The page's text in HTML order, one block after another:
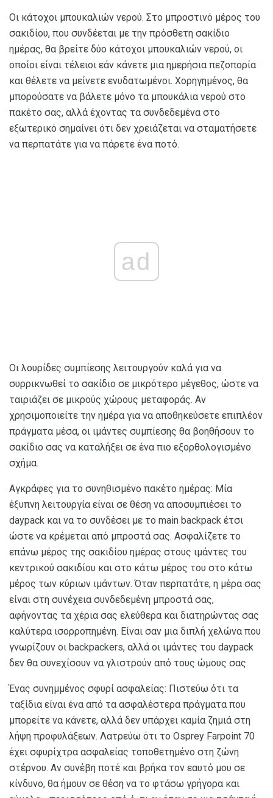
Οι κάτοχοι μπουκαλιών νερού. Στο μπροστινό μέρος του
σακιδίου, που συνδέεται με την πρόσθετη σακίδιο
ημέρας, θα βρείτε δύο κάτοχοι μπουκαλιών νερού, οι
οποίοι είναι τέλειοι εάν κάνετε μια ημερήσια πεζοπορία
και θέλετε να μείνετε ενυδατωμένοι. Χορηγημένος, θα
μπορούσατε να βάλετε μόνο τα μπουκάλια νερού στο
πακέτο σας, αλλά έχοντας τα συνδεδεμένα στο
εξωτερικό σημαίνει ότι δεν χρειάζεται να σταματήσετε
να περπατάτε για να πάρετε ένα ποτό.
ad
Οι λουρίδες συμπίεσης λειτουργούν καλά για να
συρρικνωθεί το σακίδιο σε μικρότερο μέγεθος, ώστε να
ταιριάζει σε μικρούς χώρους μεταφοράς. Αν
χρησιμοποιείτε την ημέρα για να αποθηκεύσετε επιπλέον
πράγματα μέσα, οι ιμάντες συμπίεσης θα βοηθήσουν το
σακίδιο σας να καταλήξει σε ένα πιο εξορθολογισμένο
σχήμα.
Αγκράφες για το συνηθισμένο πακέτο ημέρας: Μία
έξυπνη λειτουργία είναι σε θέση να αποσυμπιέσει το
daypack και να το συνδέσει με το main backpack έτσι
ώστε να κρέμεται από μπροστά σας. Ασφαλίζετε το
επάνω μέρος της σακιδίου ημέρας στους ιμάντες του
κεντρικού σακιδίου και στο κάτω μέρος του στο κάτω
μέρος των κύριων ιμάντων. Όταν περπατάτε, η μέρα σας
είναι στη συνέχεια συνδεδεμένη μπροστά σας,
αφήνοντας τα χέρια σας ελεύθερα και διατηρώντας σας
καλύτερα ισορροπημένη. Είναι σαν μια διπλή χελώνα που
γνωρίζουν οι backpackers, αλλά οι ιμάντες του daypack
δεν θα συνεχίσουν να γλιστρούν από τους ώμους σας.
Ένας συνημμένος σφυρί ασφαλείας: Πιστεύω ότι τα
ταξίδια είναι ένα από τα ασφαλέστερα πράγματα που
μπορείτε να κάνετε, αλλά δεν υπάρχει καμία ζημιά στη
λήψη προφυλάξεων. Λατρεύω ότι το Osprey Farpoint 70
έχει σφυρίχτρα ασφαλείας τοποθετημένο στη ζώνη
στέρνου. Αν συνέβη ποτέ και βρήκα τον εαυτό μου σε
κίνδυνο, θα ήμουν σε θέση να το φτάσω γρήγορα και